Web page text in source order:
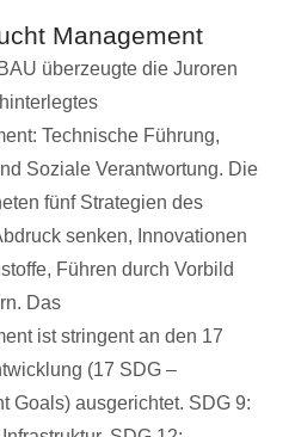
Management
überzeugte die Juroren
Technische Führung,
Soziale Verantwortung. Die
fünf Strategien des
senken, Innovationen
Führen durch Vorbild
Das
ist stringent an den 17
(17 SDG –
Goals) ausgerichtet. SDG 9: